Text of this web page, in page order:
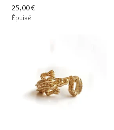
25,00€
Épuisé